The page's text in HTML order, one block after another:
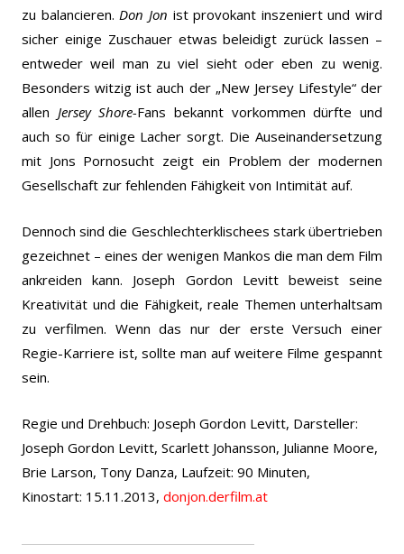
zu balancieren. Don Jon ist provokant inszeniert und wird
sicher einige Zuschauer etwas beleidigt zurück lassen –
entweder weil man zu viel sieht oder eben zu wenig.
Besonders witzig ist auch der „New Jersey Lifestyle“ der
allen Jersey Shore-Fans bekannt vorkommen dürfte und
auch so für einige Lacher sorgt. Die Auseinandersetzung
mit Jons Pornosucht zeigt ein Problem der modernen
Gesellschaft zur fehlenden Fähigkeit von Intimität auf.
Dennoch sind die Geschlechterklischees stark übertrieben
gezeichnet – eines der wenigen Mankos die man dem Film
ankreiden kann. Joseph Gordon Levitt beweist seine
Kreativität und die Fähigkeit, reale Themen unterhaltsam
zu verfilmen. Wenn das nur der erste Versuch einer
Regie-Karriere ist, sollte man auf weitere Filme gespannt
sein.
Regie und Drehbuch: Joseph Gordon Levitt, Darsteller:
Joseph Gordon Levitt, Scarlett Johansson, Julianne Moore,
Brie Larson, Tony Danza, Laufzeit: 90 Minuten,
Kinostart: 15.11.2013, donjon.derfilm.at